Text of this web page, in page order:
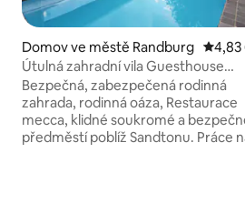
Domov ve městě Randburg
4,83
Útulná zahradní vila Guesthouse
Parkhurst
Bezpečná, zabezpečená rodinná
zahrada, rodinná oáza, Restaurace
mecca, klidné soukromé a
předměstí poblíž Sandtonu. Práce